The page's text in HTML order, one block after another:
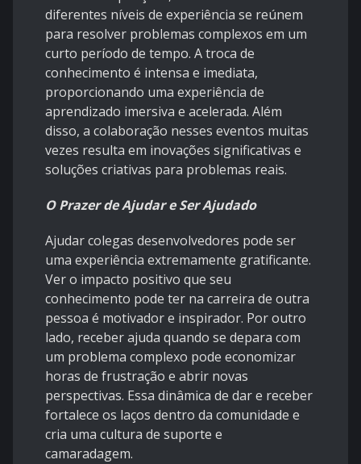
diferentes níveis de experiência se reúnem
para resolver problemas complexos em um
curto período de tempo. A troca de
conhecimento é intensa e imediata,
proporcionando uma experiência de
aprendizado imersiva e acelerada. Além
disso, a colaboração nesses eventos muitas
vezes resulta em inovações significativas e
soluções criativas para problemas reais.
O Prazer de Ajudar e Ser Ajudado
Ajudar colegas desenvolvedores pode ser
uma experiência extremamente gratificante.
Ver o impacto positivo que seu
conhecimento pode ter na carreira de outra
pessoa é motivador e inspirador. Por outro
lado, receber ajuda quando se depara com
um problema complexo pode economizar
horas de frustração e abrir novas
perspectivas. Essa dinâmica de dar e receber
fortalece os laços dentro da comunidade e
cria uma cultura de suporte e
camaradagem.